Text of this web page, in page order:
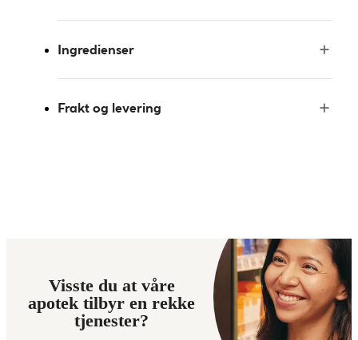
Ingredienser
Frakt og levering
Visste du at våre
apotek tilbyr en rekke
tjenester?